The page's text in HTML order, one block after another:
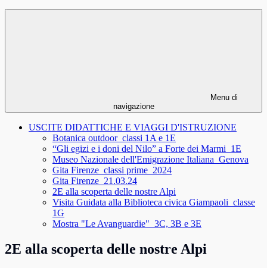
Menu di
navigazione
USCITE DIDATTICHE E VIAGGI D'ISTRUZIONE
Botanica outdoor_classi 1A e 1E
“Gli egizi e i doni del Nilo” a Forte dei Marmi_1E
Museo Nazionale dell'Emigrazione Italiana_Genova
Gita Firenze_classi prime_2024
Gita Firenze_21.03.24
2E alla scoperta delle nostre Alpi
Visita Guidata alla Biblioteca civica Giampaoli_classe
1G
Mostra "Le Avanguardie"_3C, 3B e 3E
2E alla scoperta delle nostre Alpi